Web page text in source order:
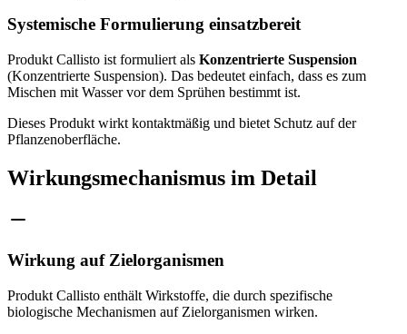
Systemische Formulierung einsatzbereit
Produkt Callisto ist formuliert als Konzentrierte Suspension
(Konzentrierte Suspension). Das bedeutet einfach, dass es zum
Mischen mit Wasser vor dem Sprühen bestimmt ist.
Dieses Produkt wirkt kontaktmäßig und bietet Schutz auf der
Pflanzenoberfläche.
Wirkungsmechanismus im Detail
Wirkung auf Zielorganismen
Produkt Callisto enthält Wirkstoffe, die durch spezifische
biologische Mechanismen auf Zielorganismen wirken.